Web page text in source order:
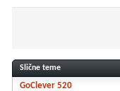
Slične teme
GoClever 520